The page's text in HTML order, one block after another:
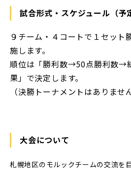
試合形式・スケジュール（予
９チーム・４コートで１セット
施します。
順位は「勝利数→50点勝利数→
果」で決定します。
（決勝トーナメントはありません
大会について
札幌地区のモルックチームの交流を